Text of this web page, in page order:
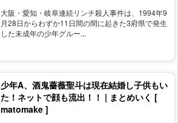
大阪・愛知・岐阜連続リンチ殺人事件は、1994年9
月28日からわずか11日間の間に起きた3府県で発生
した未成年の少年グルー...
少年A、酒鬼薔薇聖斗は現在結婚し子供もい
た！ネットで顔も流出！！ | まとめいく [
matomake ]